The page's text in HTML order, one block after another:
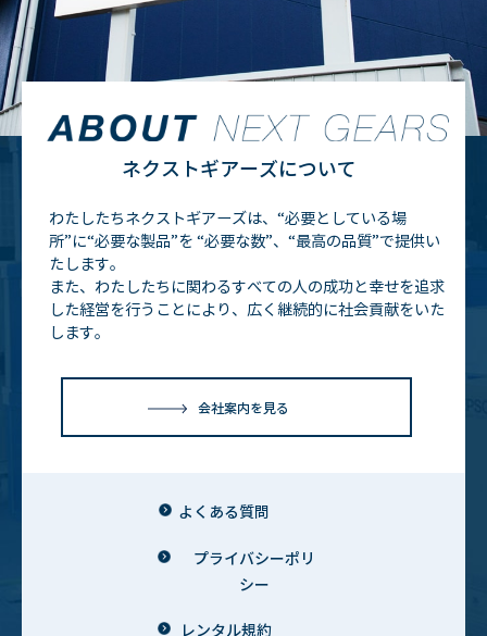
ネクストギアーズについて
わたしたちネクストギアーズは、“必要としている場
所”に“必要な製品”を “必要な数”、“最高の品質”で提供い
たします。
また、わたしたちに関わるすべての人の成功と幸せを追求
した経営を行うことにより、広く継続的に社会貢献をいた
します。
会社案内を見る
よくある質問
プライバシーポリ
シー
レンタル規約